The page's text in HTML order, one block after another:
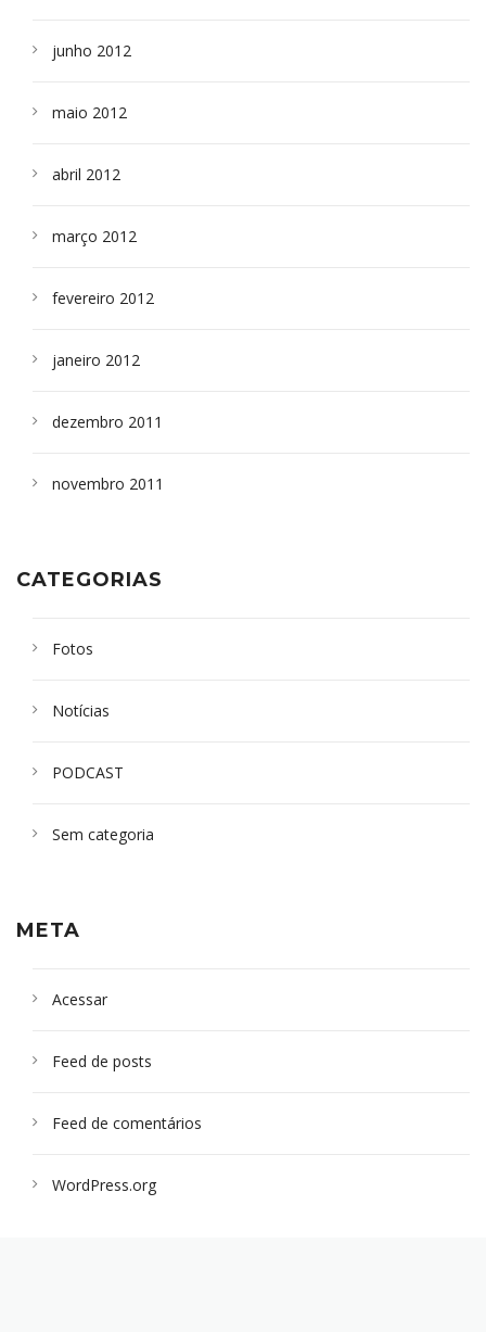
junho 2012
maio 2012
abril 2012
março 2012
fevereiro 2012
janeiro 2012
dezembro 2011
novembro 2011
CATEGORIAS
Fotos
Notícias
PODCAST
Sem categoria
META
Acessar
Feed de posts
Feed de comentários
WordPress.org